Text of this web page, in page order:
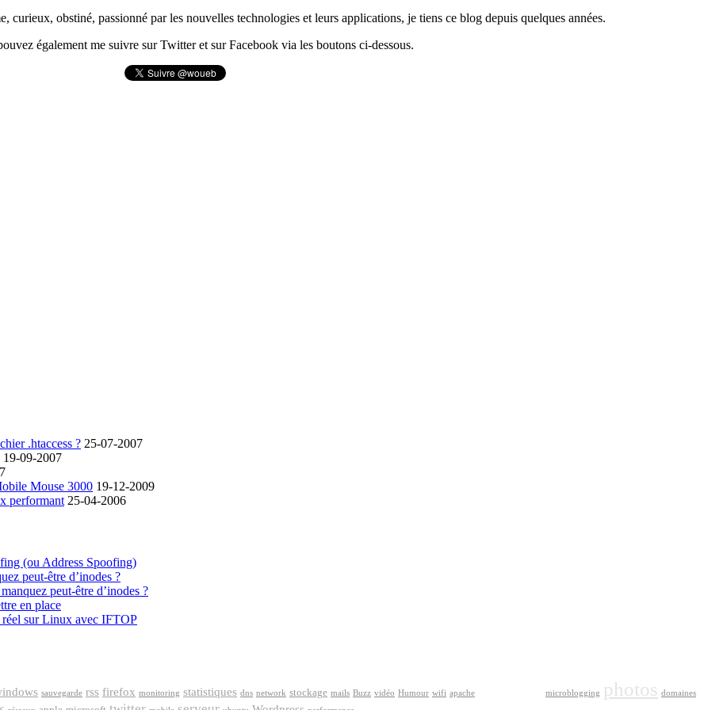
obstiné, passionné par les nouvelles technologies et leurs applications, je tiens ce blog depuis quelques années.
également me suivre sur Twitter et sur Facebook via les boutons ci-dessous.
.htaccess ? 25-07-2007
19-09-2007
Mouse 3000 19-12-2009
performant 25-04-2006
(ou Address Spoofing)
peut-être d’inodes ?
peut-être d’inodes ?
en place
réel sur Linux avec IFTOP
sauvegarde rss firefox monitoring statistiques dns network stockage mails Buzz vidéo Humour wifi apache microblogging photos domaines